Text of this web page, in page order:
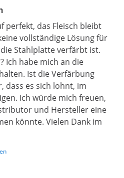
perfekt, das Fleisch bleibt
vollständige Lösung für
Stahlplatte verfärbt ist.
Ich habe mich an die
Ist die Verfärbung
dass es sich lohnt, im
Ich würde mich freuen,
und Hersteller eine
könnte. Vielen Dank im